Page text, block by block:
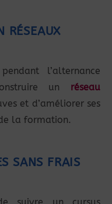
RÉSEAUX
l’alternance
un réseau
et d’améliorer ses
la formation.
SANS FRAIS